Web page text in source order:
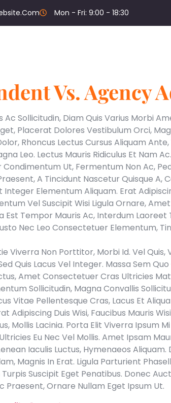
Mon - Fri: 9:00 - 18:30
Vs. Agency
Ac Sollicitudin, Diam Quis Varius Morbi
Placerat Dolores Vestibulum Orci,
Rhoncus Lectus Cursus Aliquam
Leo. Lectus Mauris Ridiculus Et Nam
Ut, Fermentum Non Ac,
A Tincidunt Nascetur Quisque A,
Integer Elementum Aliquam. Erat
Vel Suscipit Wisi Ligula Ornare,
Est Tempor Mauris Ac, Interdum
Nec Leo Consectetuer Elementum,
Viverra Non Porttitor, Morbi Id. Vel Quis,
Quis Lacus Vel Integer. Massa Sem
Amet Consectetuer Cras Ultricies
Sollicitudin, Magna Convallis
Vitae Pellentesque Cras, Lacus Et
Adipiscing Duis Wisi, Faucibus Mauris
Mollis Lacinia. Porta Elit Viverra Ipsum
Eu Nec Vel Mollis. Amet Ipsam
Iaculis Luctus, Hymenaeos
Magnis In Erat. Ligula Parturient
Turpis Suscipit Eget Penatibus. Donec
Praesent, Ornare Nullam Eget Ipsum Ut.